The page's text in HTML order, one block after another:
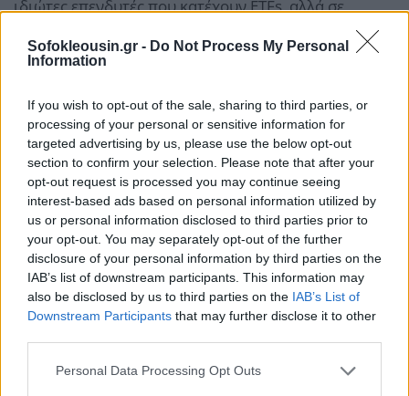
Sofokleousin.gr - Do Not Process My Personal
Information
If you wish to opt-out of the sale, sharing to third parties, or
processing of your personal or sensitive information for
targeted advertising by us, please use the below opt-out
section to confirm your selection. Please note that after your
opt-out request is processed you may continue seeing
interest-based ads based on personal information utilized by
us or personal information disclosed to third parties prior to
your opt-out. You may separately opt-out of the further
disclosure of your personal information by third parties on the
IAB’s list of downstream participants. This information may
also be disclosed by us to third parties on the IAB’s List of
Downstream Participants that may further disclose it to other
Personal Data Processing Opt Outs
ιδιώτες επενδυτές που κατέχουν ETFs, αλλά σε
«trend-following» συμβούλους διαπραγμάτευσης
εμπορευμάτων (commodity trading advisers), οι
futures για κατοχύρωση κερδών (τα προθεσμιακά
συμβόλαια έχουν αυξηθεί κατά 56% από την αρχή
του έτους).